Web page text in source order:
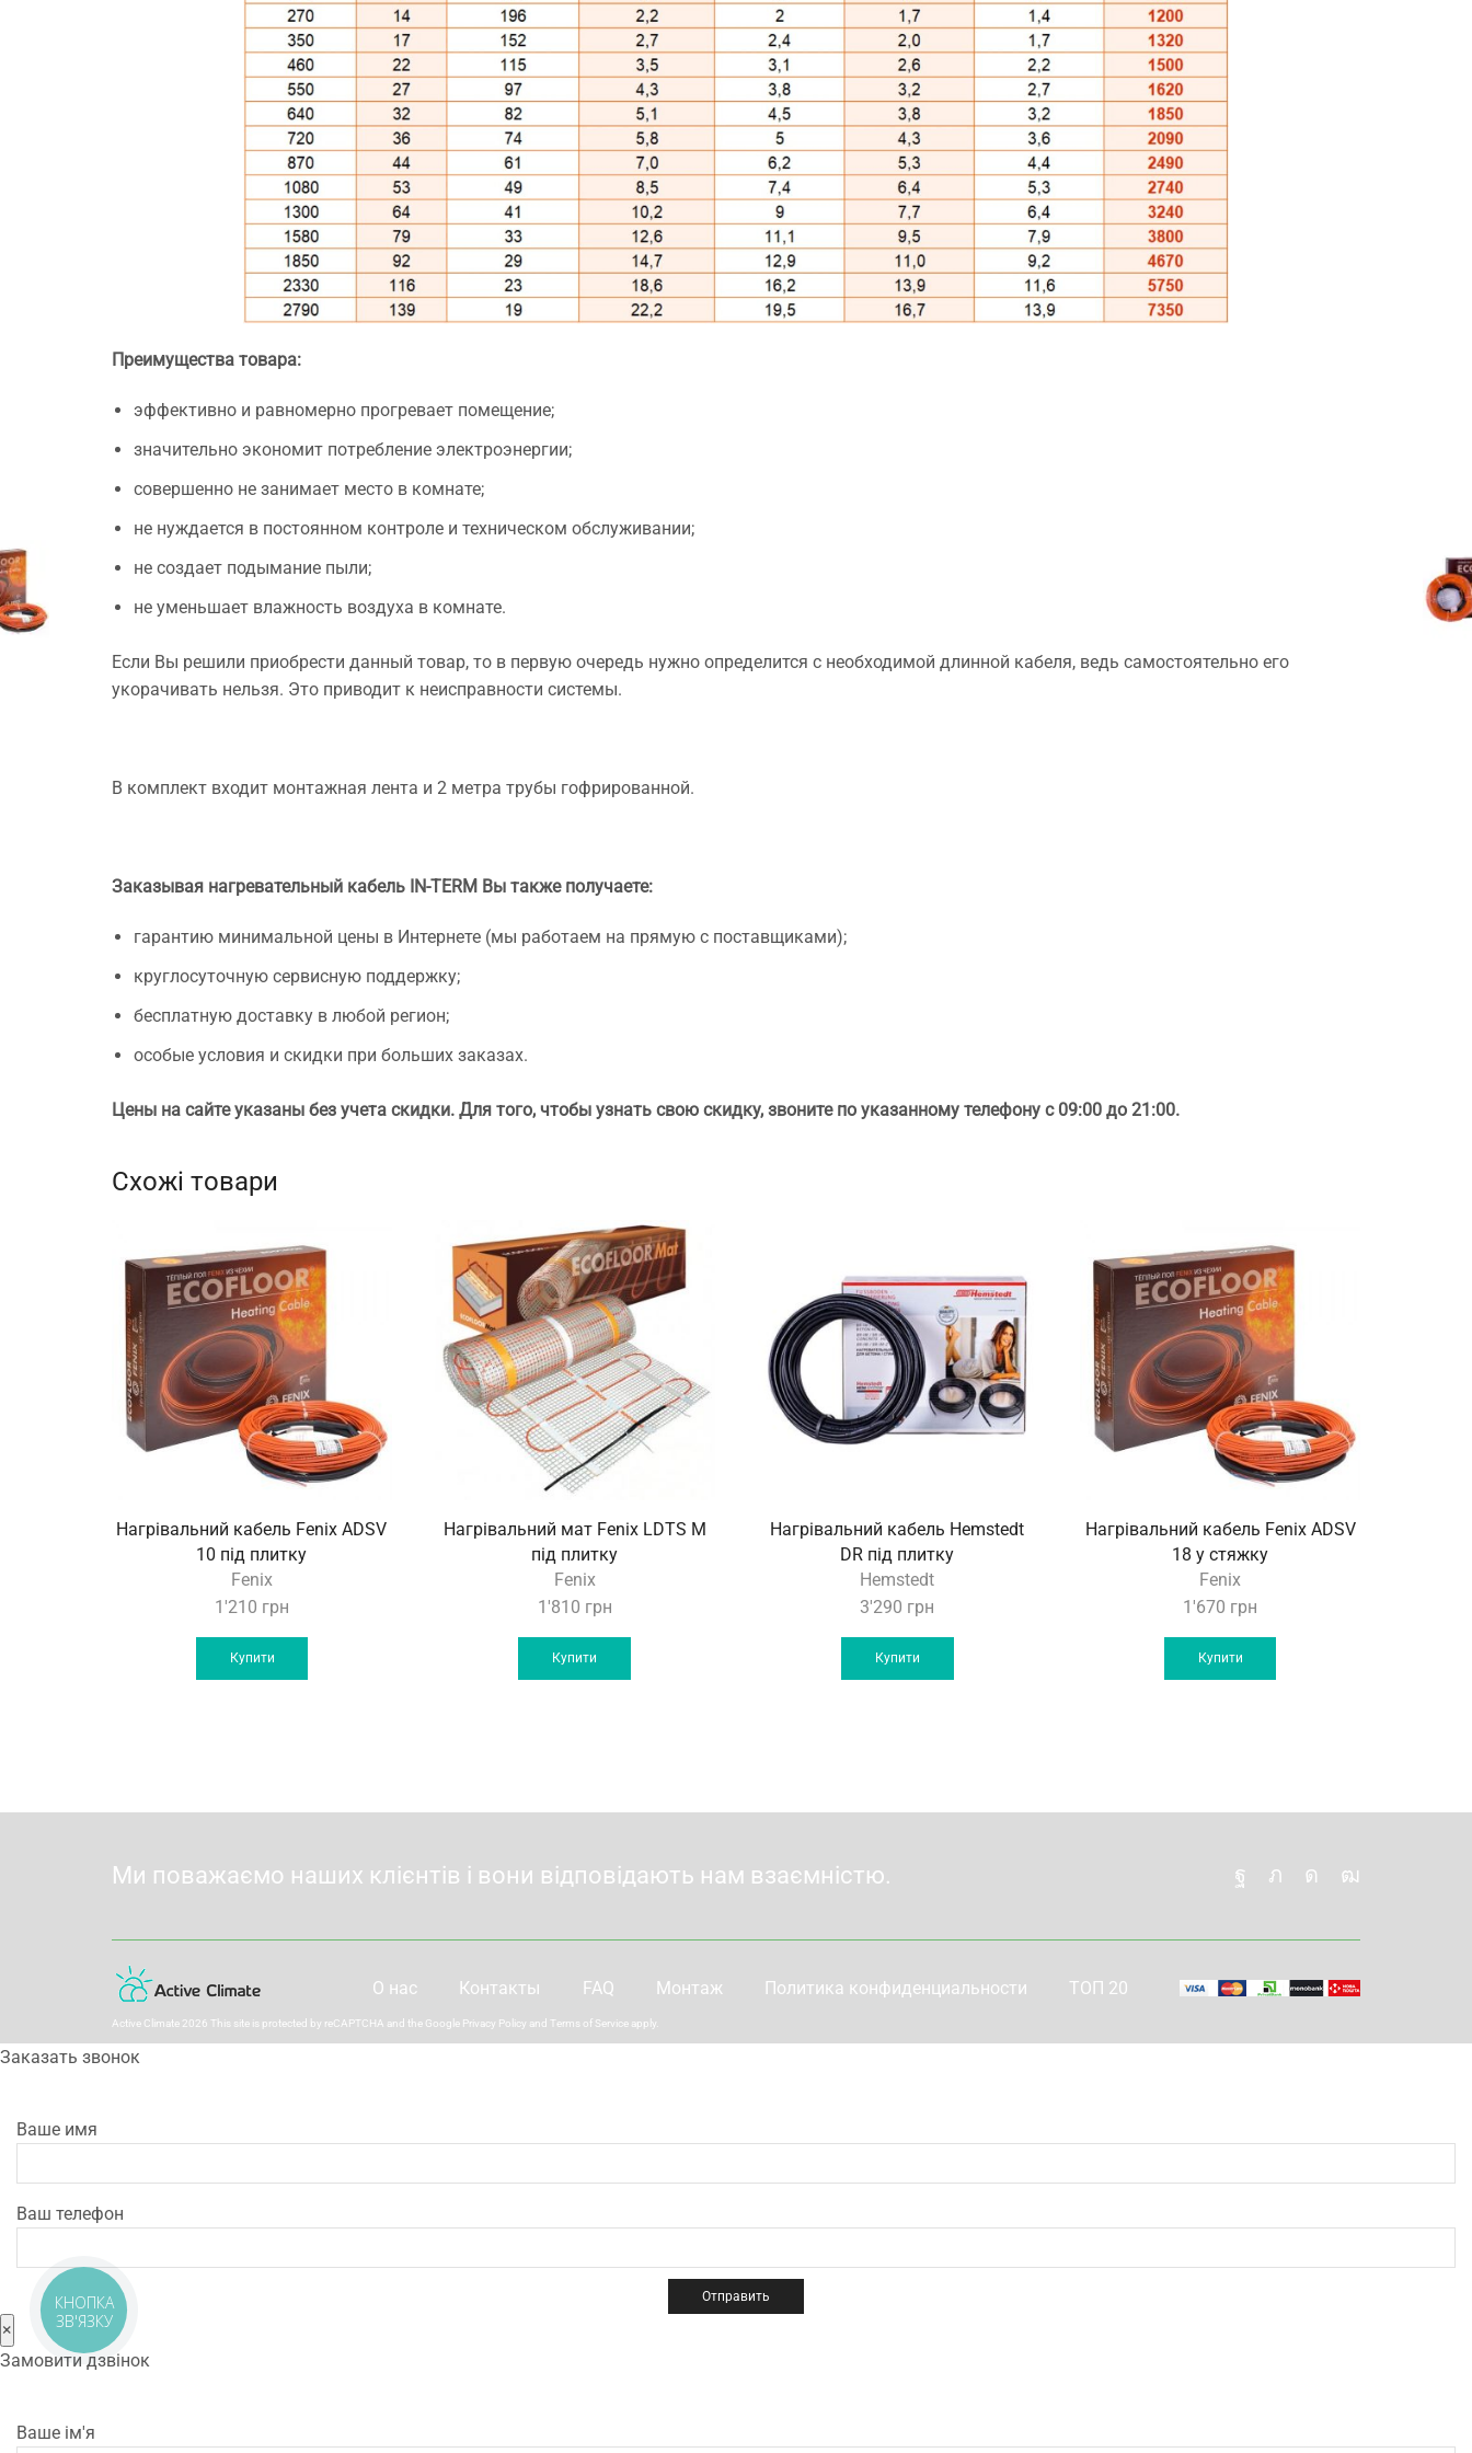
Преимущества товара:
эффективно и равномерно прогревает помещение;
значительно экономит потребление электроэнергии;
совершенно не занимает место в комнате;
не нуждается в постоянном контроле и техническом обслуживании;
не создает подымание пыли;
не уменьшает влажность воздуха в комнате.
Если Вы решили приобрести данный товар, то в первую очередь нужно определится с необходимой длинной кабеля, ведь самостоятельно его
укорачивать нельзя. Это приводит к неисправности системы.
В комплект входит монтажная лента и 2 метра трубы гофрированной.
Заказывая нагревательный кабель IN-TERM Вы также получаете:
гарантию минимальной цены в Интернете (мы работаем на прямую с поставщиками);
круглосуточную сервисную поддержку;
бесплатную доставку в любой регион;
особые условия и скидки при больших заказах.
Цены на сайте указаны без учета скидки. Для того, чтобы узнать свою скидку, звоните по указанному телефону с 09:00 до 21:00.
Схожі товари
Нагрівальний кабель Fenix ADSV
10 під плитку
Fenix
1'210 грн
Купити
Нагрівальний мат Fenix LDTS M
під плитку
Fenix
1'810 грн
Купити
Нагрівальний кабель Hemstedt
DR під плитку
Hemstedt
3'290 грн
Купити
Нагрівальний кабель Fenix ADSV
18 у стяжку
Fenix
1'670 грн
Купити
Ми поважаємо наших клієнтів і вони відповідають нам взаємністю.
О нас Контакты FAQ Монтаж Политика конфиденциальности ТОП 20
Active Climate 2026 This site is protected by reCAPTCHA and the Google Privacy Policy and Terms of Service apply.
Заказать звонок
Ваше имя
Ваш телефон
×
Замовити дзвінок
Ваше ім'я
КНОПКА
ЗВ'ЯЗКУ